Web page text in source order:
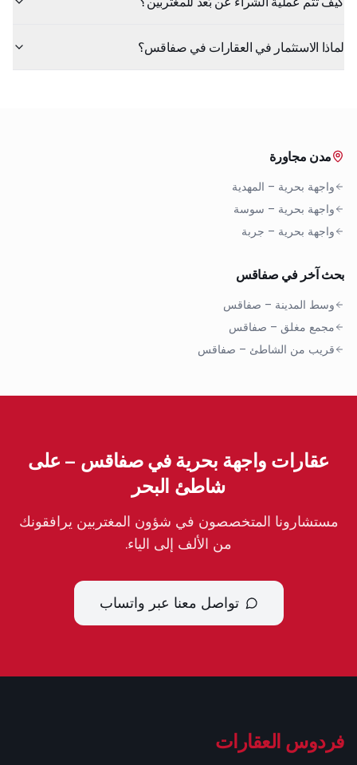
لماذا الاستثمار في العقارات في صفاقس؟
مدن مجاورة
واجهة بحرية – المهدية
واجهة بحرية – سوسة
واجهة بحرية – جربة
بحث آخر في صفاقس
وسط المدينة – صفاقس
مجمع مغلق – صفاقس
قريب من الشاطئ – صفاقس
عقارات واجهة بحرية في صفاقس – على
شاطئ البحر
مستشارونا المتخصصون في شؤون المغتربين يرافقونك
من الألف إلى الياء.
تواصل معنا عبر واتساب
فردوس العقارات